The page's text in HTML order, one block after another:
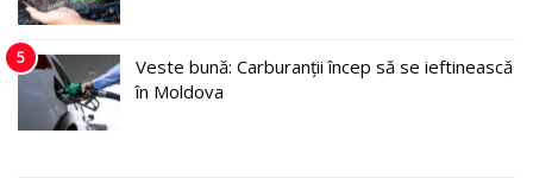
5
Veste bună: Carburanții încep să se ieftinească
în Moldova